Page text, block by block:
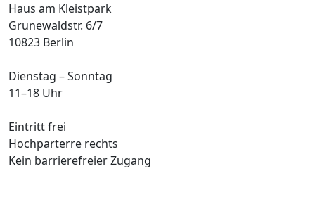
Haus am Kleistpark
Grunewaldstr. 6/7
10823 Berlin
Dienstag – Sonntag
11–18 Uhr
Eintritt frei
Hochparterre rechts
Kein barrierefreier Zugang